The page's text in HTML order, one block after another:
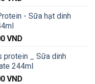
từ
- Sữa hạt dinh
VND
từ
91,000 VND
protein _ Sữa dinh
244ml
VND